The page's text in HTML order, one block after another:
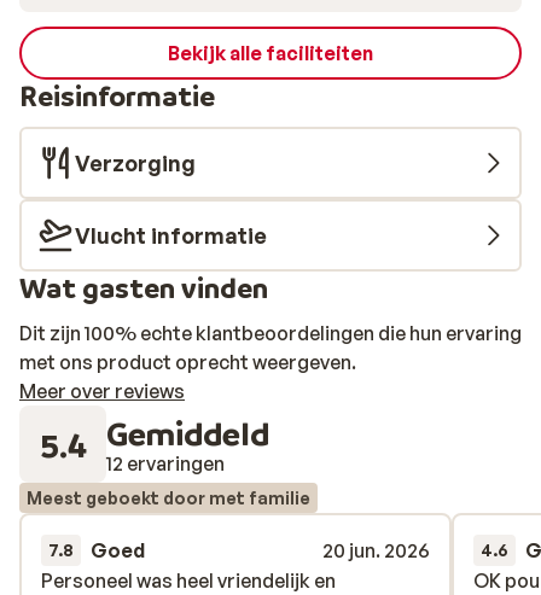
Bekijk alle faciliteiten
Reisinformatie
Verzorging
Vlucht informatie
Wat gasten vinden
Dit zijn 100% echte klantbeoordelingen die hun ervaring
met ons product oprecht weergeven.
Meer over reviews
5.4 Gemiddeld
12 ervaringen
Meest geboekt door met familie
7.8 Goed
20 jun. 2026
Personeel was heel vriendelijk en
Personeel was heel vriendelijk en
4.6
OK
OK